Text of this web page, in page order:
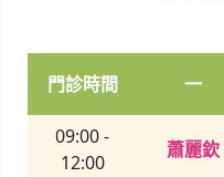
門診時間 一
09:00 -
12:00
蕭麗欽